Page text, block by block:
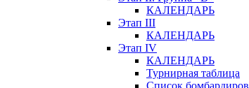
КАЛЕНДАРЬ
Этап III
КАЛЕНДАРЬ
Этап IV
КАЛЕНДАРЬ
Турнирная таблица
Список бомбардиров